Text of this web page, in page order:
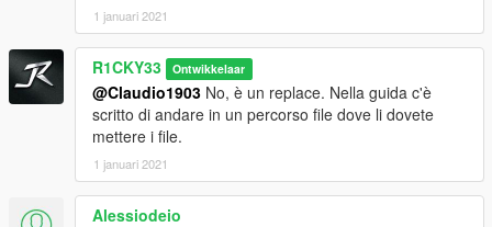
1 januari 2021
R1CKY33 Ontwikkelaar
@Claudio1903 No, è un replace. Nella guida c'è
scritto di andare in un percorso file dove li dovete
mettere i file.
1 januari 2021
Alessiodeio